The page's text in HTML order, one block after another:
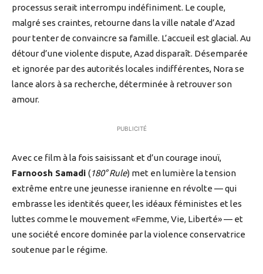
processus serait interrompu indéfiniment. Le couple,
malgré ses craintes, retourne dans la ville natale d’Azad
pour tenter de convaincre sa famille. L’accueil est glacial. Au
détour d’une violente dispute, Azad disparaît. Désemparée
et ignorée par des autorités locales indifférentes, Nora se
lance alors à sa recherche, déterminée à retrouver son
amour.
PUBLICITÉ
Avec ce film à la fois saisissant et d’un courage inouï,
Farnoosh Samadi (180° Rule) met en lumière la tension
extrême entre une jeunesse iranienne en révolte — qui
embrasse les identités queer, les idéaux féministes et les
luttes comme le mouvement «Femme, Vie, Liberté» — et
une société encore dominée par la violence conservatrice
soutenue par le régime.